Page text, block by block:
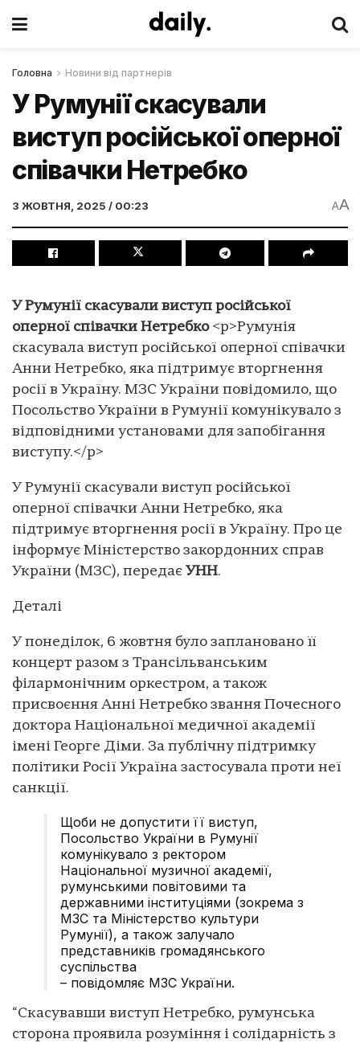
Головна Новини від партнерів
У Румунії скасували
виступ російської оперної
співачки Нетребко
3 ЖОВТНЯ, 2025 / 00:23 AA
У Румунії скасували виступ російської
оперної співачки Нетребко <p>Румунія
скасувала виступ російської оперної співачки
Анни Нетребко, яка підтримує вторгнення
росії в Україну. МЗС України повідомило, що
Посольство України в Румунії комунікувало з
відповідними установами для запобігання
виступу.</p>
У Румунії скасували виступ російської
оперної співачки Анни Нетребко, яка
підтримує вторгнення росії в Україну. Про це
інформує Міністерство закордонних справ
України (МЗС), передає УНН.
Деталі
У понеділок, 6 жовтня було заплановано її
концерт разом з Трансільванським
філармонічним оркестром, а також
присвоєння Анні Нетребко звання Почесного
доктора Національної медичної академії
імені Георге Діми. За публічну підтримку
політики Росії Україна застосувала проти неї
санкції.
Щоби не допустити її виступ,
Посольство України в Румунії
комунікувало з ректором
Національної музичної академії,
румунськими повітовими та
державними інституціями (зокрема з
МЗС та Міністерство культури
Румунії), а також залучало
представників громадянського
суспільства
– повідомляє МЗС України.
“Скасувавши виступ Нетребко, румунська
сторона проявила розуміння і солідарність з